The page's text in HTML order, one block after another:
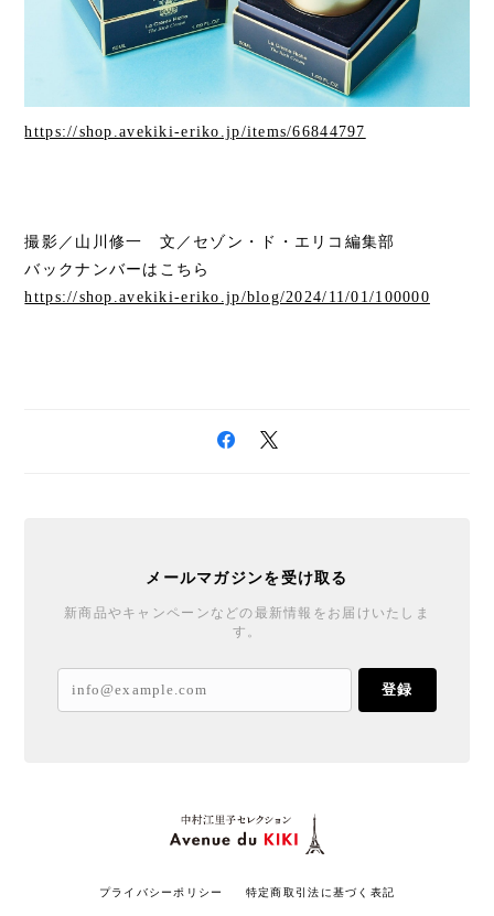
https://shop.avekiki-eriko.jp/items/66844797
撮影／山川修一 文／セゾン・ド・エリコ編集部
バックナンバーはこちら
https://shop.avekiki-eriko.jp/blog/2024/11/01/100000
メールマガジンを受け取る
新商品やキャンペーンなどの最新情報をお届けいたしま
す。
登録
プライバシーポリシー 特定商取引法に基づく表記